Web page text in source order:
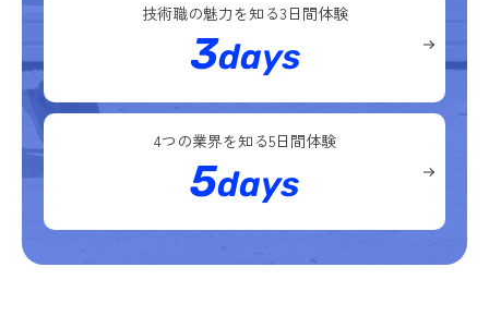
技術職の魅力を知る3日間体験
3days
4つの業界を知る5日間体験
5days